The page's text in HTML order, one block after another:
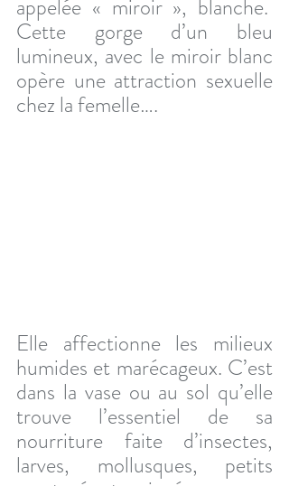
appelée « miroir », blanche.
Cette gorge d’un bleu
lumineux, avec le miroir blanc
opère une attraction sexuelle
chez la femelle….
Elle affectionne les milieux
humides et marécageux. C’est
dans la vase ou au sol qu’elle
trouve l’essentiel de sa
nourriture faite d’insectes,
larves, mollusques, petits